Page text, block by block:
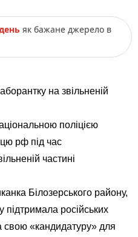
як бажане джерело в
на звільненій
поліцією
рф під час
частині
Білозерського району,
підтримала російських
свою «кандидатуру» для